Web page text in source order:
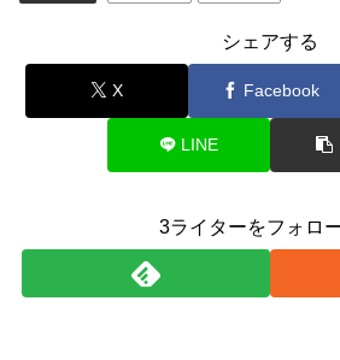
シェアする
X Facebook
LINE
3ライターをフォロ